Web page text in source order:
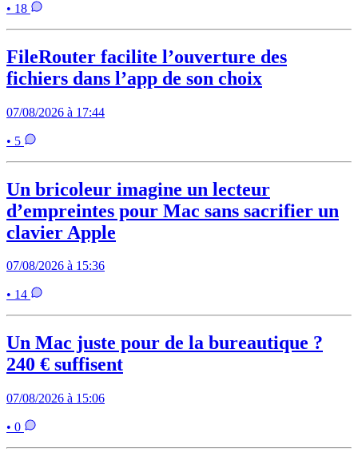
• 18
FileRouter facilite l’ouverture des
fichiers dans l’app de son choix
07/08/2026 à 17:44
• 5
Un bricoleur imagine un lecteur
d’empreintes pour Mac sans sacrifier un
clavier Apple
07/08/2026 à 15:36
• 14
Un Mac juste pour de la bureautique ?
240 € suffisent
07/08/2026 à 15:06
• 0